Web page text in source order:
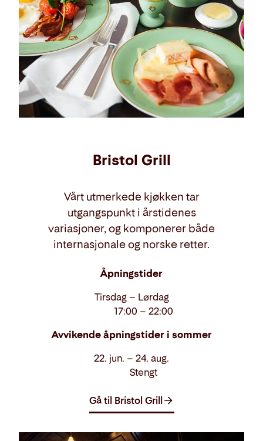
Bristol Grill
Vårt utmerkede kjøkken tar
utgangspunkt i årstidenes
variasjoner, og komponerer både
internasjonale og norske retter.
Åpningstider
Tirsdag – Lørdag
17:00 – 22:00
Avvikende åpningstider i sommer
22. jun. – 24. aug.
Stengt
Gå til Bristol Grill